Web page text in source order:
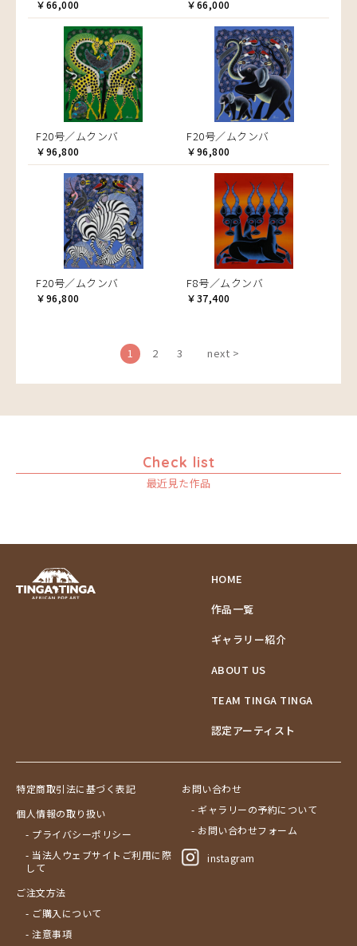
￥66,000 ￥66,000
F20号／ムクンバ
￥96,800
F20号／ムクンバ
￥96,800
F20号／ムクンバ
￥96,800
F8号／ムクンバ
￥37,400
1 2 3 next >
Check list
最近見た作品
HOME
作品一覧
ギャラリー紹介
ABOUT US
TEAM TINGA TINGA
認定アーティスト
特定商取引法に基づく表記
個人情報の取り扱い
- プライバシーポリシー
- 当法人ウェブサイトご利用に際
して
ご注文方法
- ご購入について
- 注意事項
お問い合わせ
- ギャラリーの予約について
- お問い合わせフォーム
instagram